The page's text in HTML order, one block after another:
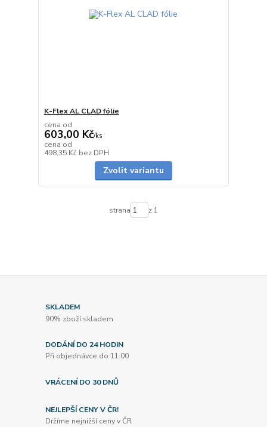
K-Flex AL CLAD fólie
cena od
603,00 Kč/ks
cena od
498,35 Kč bez DPH
Zvolit variantu
strana z 1
SKLADEM
90% zboží skladem
DODÁNÍ DO 24 HODIN
Při objednávce do 11:00
VRÁCENÍ DO 30 DNŮ
NEJLEPŠÍ CENY V ČR!
Držíme nejnižší ceny v ČR